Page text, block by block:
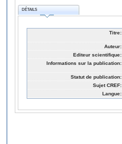
DÉTAILS
Titre:
Auteur:
Editeur scientifique:
Informations sur la publication:
Statut de publication:
Sujet CREF:
Langue: